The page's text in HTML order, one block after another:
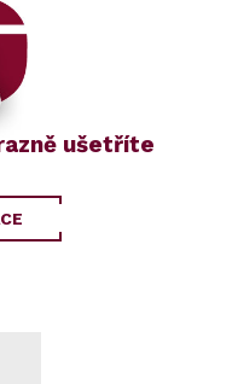
ušetříte